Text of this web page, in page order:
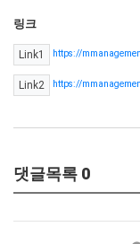
링크
Link1 https://
Link2 https://
댓글목록 0